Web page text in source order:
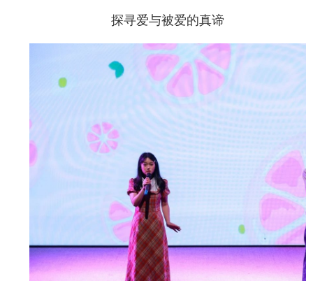
探寻爱与被爱的真谛